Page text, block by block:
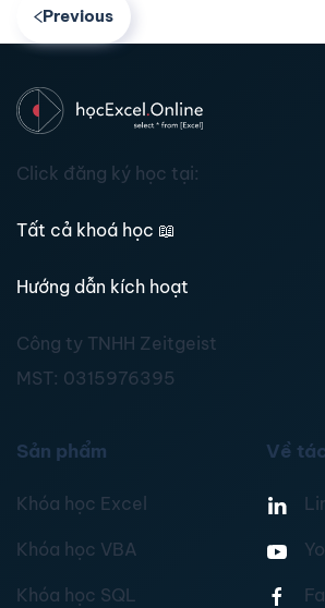
Previous
Click đăng ký học tại:
Tất cả khoá học 📖
Hướng dẫn kích hoạt
Công ty TNHH Zeitgeist
MST: 0315976395
Sản phẩm
Khóa học Excel
Khóa học VBA
Khóa học SQL
Về